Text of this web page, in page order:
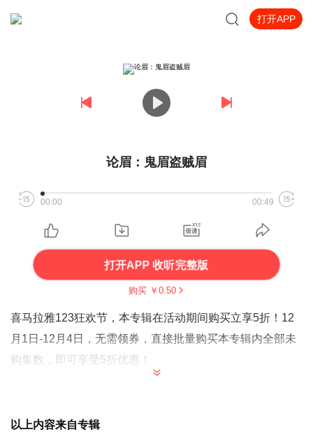
打开APP
论眉：鬼眉盗贼眉
00:00 00:49
打开APP 收听完整版
购买 ￥ 0.50
喜马拉雅123狂欢节，本专辑在活动期间购买立享5折！12
月1日-12月4日，无需领券，直接批量购买本专辑内全部未
购集数，即可享受5折优惠！
中国国学中最经典也是最神秘的民间术士书籍《麻衣神
以上内容来自专辑